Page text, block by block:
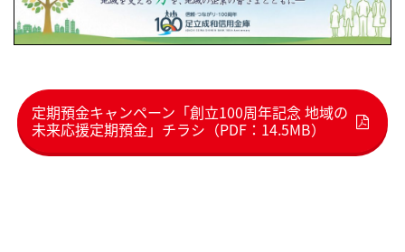
定期預金キャンペーン「創立100周年記念 地域の
未来応援定期預金」チラシ（PDF：14.5MB）